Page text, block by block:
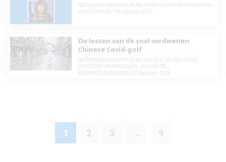
BESTRIJDINGSMAATREGELEN COVID-19, GEZONDHEIDSZORG
MAATREGELEN
06 februari 2023
De lessen van de snel verdwenen
Chinese Covid-golf
BESTRIJDINGSMAATREGELEN COVID-19, ECONOMISCHE
GEVOLGEN MAATREGELEN VACCINATIE
VERSPREIDINGSWIJZEN
01 februari 2023
1 2 3 … 9